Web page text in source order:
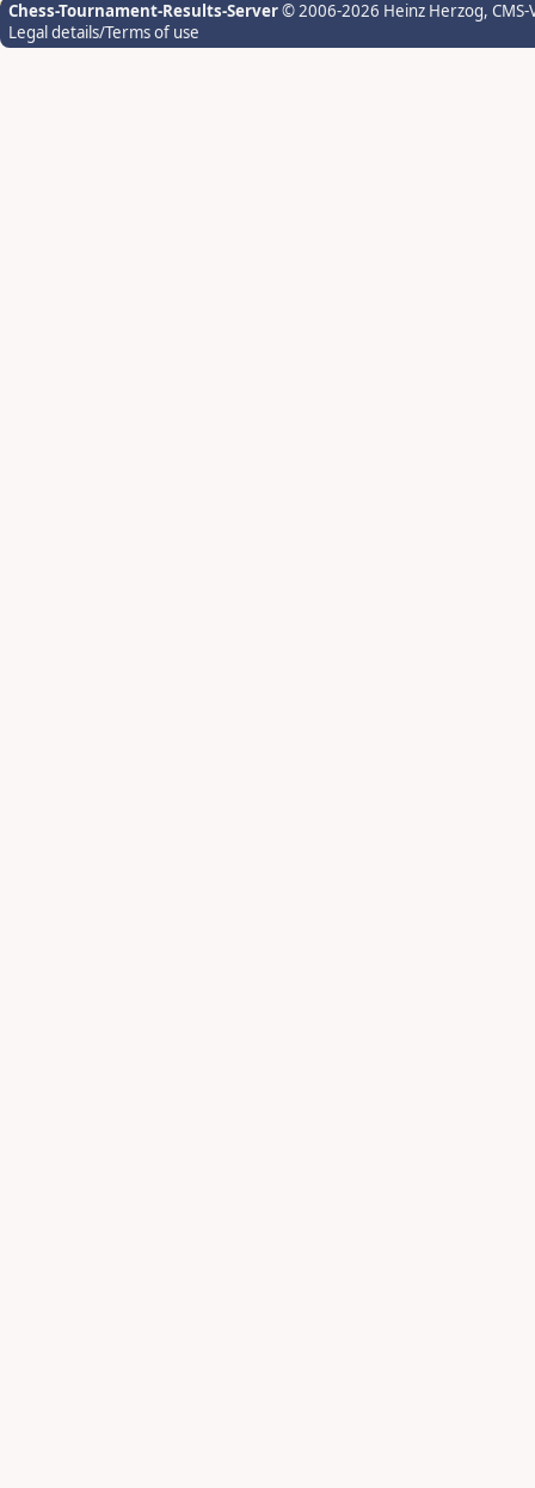
Chess-Tournament-Results-Server© 2006-2026 Heinz Herzog,
Legal details/Terms of use